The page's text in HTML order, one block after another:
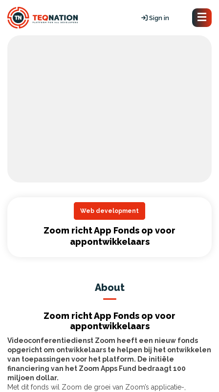
Sign in
Web development
Zoom richt App Fonds op voor
appontwikkelaars
About
Zoom richt App Fonds op voor
appontwikkelaars
Videoconferentiedienst Zoom heeft een nieuw fonds
opgericht om ontwikkelaars te helpen bij het ontwikkelen
van toepassingen voor het platform. De initiële
financiering van het Zoom Apps Fund bedraagt ​​100
miljoen dollar.
Met dit fonds wil Zoom de groei van Zoom’s applicatie-,